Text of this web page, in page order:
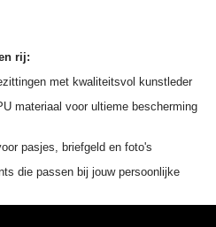
rij:
met kwaliteitsvol kunstleder
materiaal voor ultieme bescherming
pasjes, briefgeld en foto's
die passen bij jouw persoonlijke